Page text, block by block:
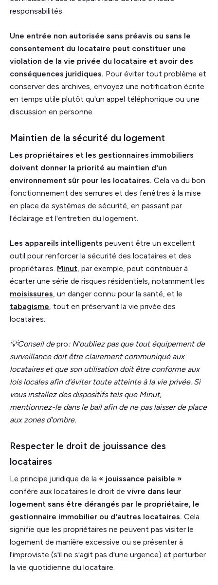
responsabilités.
Une entrée non autorisée sans préavis ou sans le
consentement du locataire peut constituer une
violation de la vie privée du locataire et avoir des
conséquences juridiques. Pour éviter tout problème et
conserver des archives, envoyez une notification écrite
en temps utile plutôt qu'un appel téléphonique ou une
discussion en personne.
Maintien de la sécurité du logement
Les propriétaires et les gestionnaires immobiliers
doivent donner la priorité au maintien d'un
environnement sûr pour les locataires. Cela va du bon
fonctionnement des serrures et des fenêtres à la mise
en place de systèmes de sécurité, en passant par
l'éclairage et l'entretien du logement.
Les appareils intelligents peuvent être un excellent
outil pour renforcer la sécurité des locataires et des
propriétaires. Minut, par exemple, peut contribuer à
écarter une série de risques résidentiels, notamment les
moisissures, un danger connu pour la santé, et le
tabagisme, tout en préservant la vie privée des
locataires.
💡Conseil depro: N'oubliez pas que tout équipement de
surveillance doit être clairement communiqué aux
locataires et que son utilisation doit être conforme aux
lois locales afin d'éviter toute atteinte à la vie privée. Si
vous installez des dispositifs tels que Minut,
mentionnez-le dans le bail afin de ne pas laisser de place
aux zones d'ombre.
Respecter le droit de jouissance des
locataires
Le principe juridique de la « jouissance paisible »
confère aux locataires le droit de vivre dans leur
logement sans être dérangés par le propriétaire, le
gestionnaire immobilier ou d'autres locataires. Cela
signifie que les propriétaires ne peuvent pas visiter le
logement de manière excessive ou se présenter à
l'improviste (s'il ne s'agit pas d'une urgence) et perturber
la vie quotidienne du locataire.